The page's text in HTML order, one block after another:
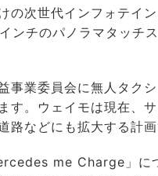
の次世代インフォテイ
チのパノラマタッチ
事業委員会に無人タク
す。ウェイモは現在、
などにも拡大する計画
me Charge」に